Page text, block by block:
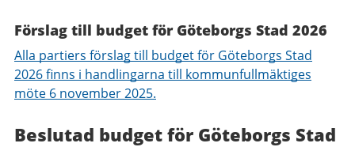
Förslag till budget för Göteborgs Stad 2026
Alla partiers förslag till budget för Göteborgs Stad
2026 finns i handlingarna till kommunfullmäktiges
möte 6 november 2025.
Beslutad budget för Göteborgs Stad